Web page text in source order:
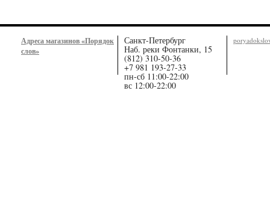
Адреса магазинов «Порядок
слов»
Санкт-Петербург
Наб. реки Фонтанки, 15
(812) 310-50-36
+7 981 193-27-33
пн-сб 11:00-22:00
вс 12:00-22:00